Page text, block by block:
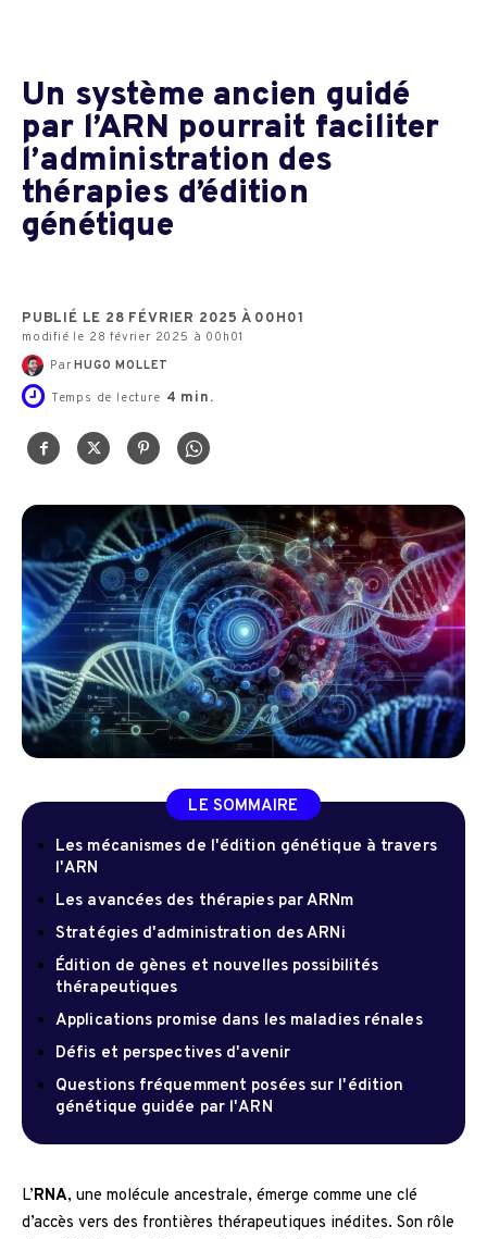
Un système ancien guidé
par l’ARN pourrait faciliter
l’administration des
thérapies d’édition
génétique
PUBLIÉ LE 28 FÉVRIER 2025 À 00H01
modifié le 28 février 2025 à 00h01
Par HUGO MOLLET
Temps de lecture 4 min.
LE SOMMAIRE
Les mécanismes de l'édition génétique à travers
l'ARN
Les avancées des thérapies par ARNm
Stratégies d'administration des ARNi
Édition de gènes et nouvelles possibilités
thérapeutiques
Applications promise dans les maladies rénales
Défis et perspectives d'avenir
Questions fréquemment posées sur l'édition
génétique guidée par l'ARN
L’RNA, une molécule ancestrale, émerge comme une clé
d’accès vers des frontières thérapeutiques inédites. Son rôle